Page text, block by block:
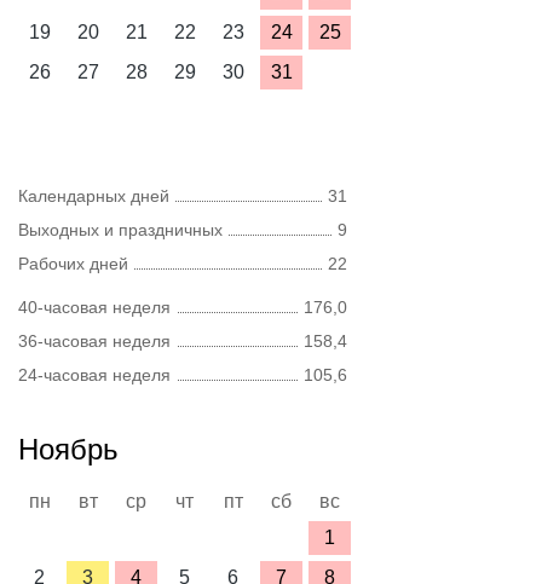
19
20 21 22 23 24
25
26
27 28 29 30 31
Календарных дней
31
Выходных и праздничных
9
Рабочих дней
22
40-часовая неделя
176,0
36-часовая неделя
158,4
24-часовая неделя
105,6
Ноябрь
пн вт ср чт пт сб
вс
1
2
3 4 5 6 7 8